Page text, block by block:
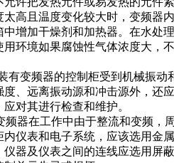
太高且温度变化较大时，变频器
中增加干燥剂和加热器。在水处
用环境如果腐蚀性气体浓度大，
有变频器的控制柜受到机械振
度、远离振动源和冲击源外，还
对其进行检查和维护。
频器在工作中由于整流和变频，
内仪表和电子系统，应该选用金
仪器及仪表之间的连线应选用屏